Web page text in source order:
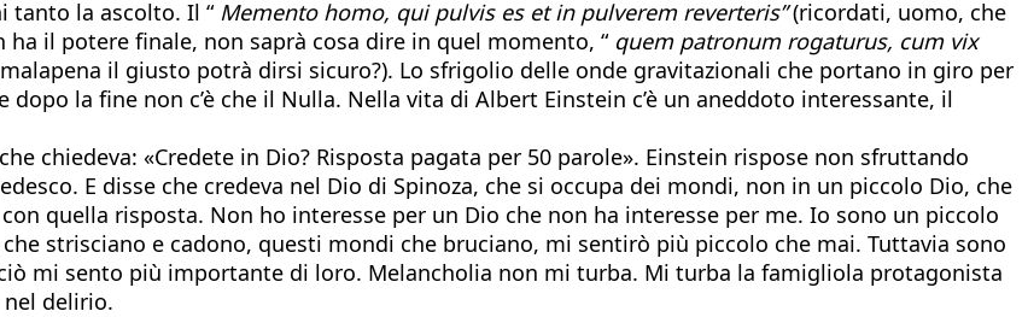
tanto la ascolto. Il “ Memento homo, qui pulvis es et in pulverem reverteris”(ricordati, uomo, che
il potere finale, non saprà cosa dire in quel momento, “ quem patronum rogaturus, cum vix
il giusto potrà dirsi sicuro?). Lo sfrigolio delle onde gravitazionali che portano in giro per
la fine non c’è che il Nulla. Nella vita di Albert Einstein c’è un aneddoto interessante, il
chiedeva: «Credete in Dio? Risposta pagata per 50 parole». Einstein rispose non sfruttando
E disse che credeva nel Dio di Spinoza, che si occupa dei mondi, non in un piccolo Dio, che
quella risposta. Non ho interesse per un Dio che non ha interesse per me. Io sono un piccolo
strisciano e cadono, questi mondi che bruciano, mi sentirò più piccolo che mai. Tuttavia sono
mi sento più importante di loro. Melancholia non mi turba. Mi turba la famigliola protagonista
nel delirio.